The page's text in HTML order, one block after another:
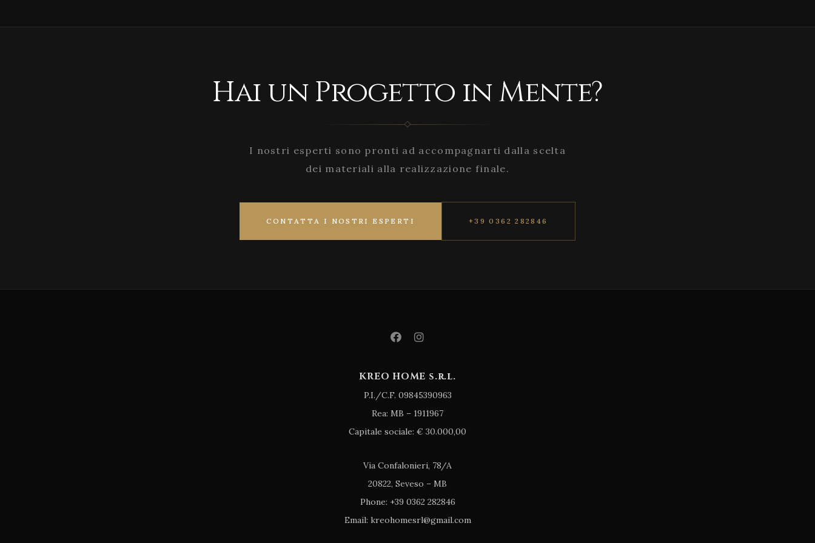
Hai un Progetto in Mente?
I nostri esperti sono pronti ad accompagnarti dalla scelta
dei materiali alla realizzazione finale.
CONTATTA I NOSTRI ESPERTI +39 0362 282846
KREO HOME s.r.l.
P.I./C.F. 09845390963
Rea: MB – 1911967
Capitale sociale: € 30.000,00
Via Confalonieri, 78/A
20822, Seveso – MB
Phone: +39 0362 282846
Email: kreohomesrl@gmail.com